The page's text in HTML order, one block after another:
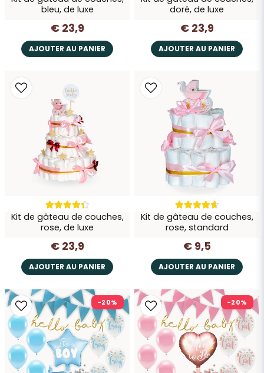
Envoyer la question
bleu, de luxe
€ 23,9
AJOUTER AU PANIER
doré, de luxe
€ 23,9
AJOUTER AU PANIER
Kit de gâteau de couches,
rose, de luxe
€ 23,9
AJOUTER AU PANIER
Kit de gâteau de couches,
rose, standard
€ 9,5
AJOUTER AU PANIER
-20% -20%